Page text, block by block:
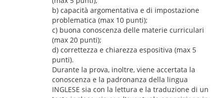
b) capacità argomentativa e di impostazione
problematica (max 10 punti);
c) buona conoscenza delle materie curriculari
(max 20 punti);
d) correttezza e chiarezza espositiva (max 5
punti).
Durante la prova, inoltre, viene accertata la
conoscenza e la padronanza della lingua
INGLESE sia con la lettura e la traduzione di un